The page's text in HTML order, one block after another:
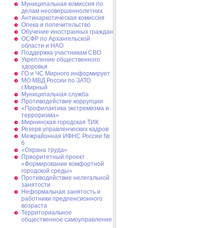
Муниципальная комиссия по
делам несовершеннолетних
Антинаркотическая комиссия
Опека и попечительство
Обучение иностранных граждан
ОСФР по Архангельской
области и НАО
Поддержка участникам СВО
Укрепление общественного
здоровья
ГО и ЧС Мирного информирует
МО МВД России по ЗАТО
г.Мирный
Муниципальная cлужба
Противодействие коррупции
«Профилактика экстремизма и
терроризма»
Мирнинская городская ТИК
Резерв управленческих кадров
Межрайонная ИФНС России №
6
«Охрана труда»
Приоритетный проект
«Формирование комфортной
городской среды»
Противодействие нелегальной
занятости
Неформальная занятость и
работники предпенсионного
возраста
Территориальное
общественное самоуправление